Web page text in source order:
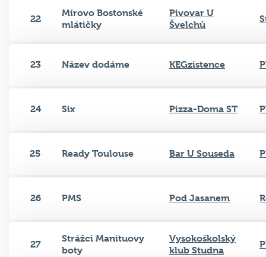
22
Mírovo Bostonské
mlátičky
Pivovar U
Švelchů
23 Název dodáme KEGzistence
24 Six Pizza-Doma ST
25 Ready Toulouse Bar U Souseda
26 PMS Pod Jasanem
27
Strážci Manituovy
boty
Vysokoškolský
klub Studna